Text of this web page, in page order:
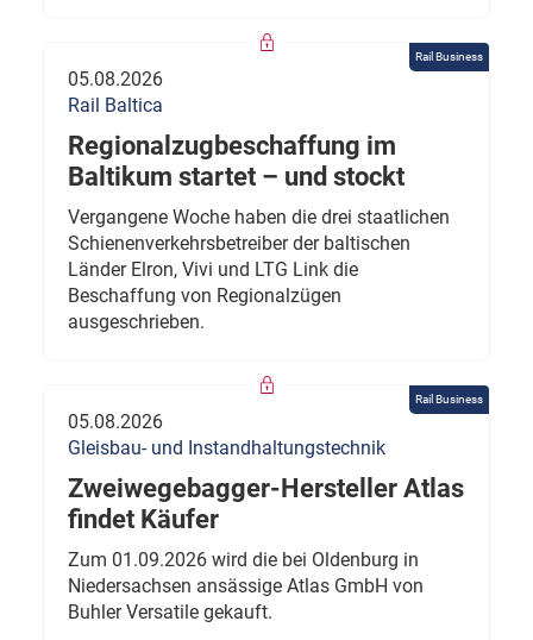
Rail Business
05.08.2026
Rail Baltica
Regionalzugbeschaffung im
Baltikum startet – und stockt
Vergangene Woche haben die drei staatlichen
Schienenverkehrsbetreiber der baltischen
Länder Elron, Vivi und LTG Link die
Beschaffung von Regionalzügen
ausgeschrieben.
Rail Business
05.08.2026
Gleisbau- und Instandhaltungstechnik
Zweiwegebagger-Hersteller Atlas
findet Käufer
Zum 01.09.2026 wird die bei Oldenburg in
Niedersachsen ansässige Atlas GmbH von
Buhler Versatile gekauft.